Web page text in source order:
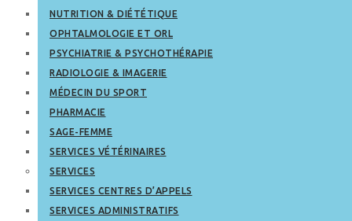
NUTRITION & DIÉTÉTIQUE
OPHTALMOLOGIE ET ORL
PSYCHIATRIE & PSYCHOTHÉRAPIE
RADIOLOGIE & IMAGERIE
MÉDECIN DU SPORT
PHARMACIE
SAGE-FEMME
SERVICES VÉTÉRINAIRES
SERVICES
SERVICES CENTRES D’APPELS
SERVICES ADMINISTRATIFS